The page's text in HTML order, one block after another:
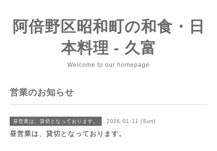
阿倍野区昭和町の和食・日
本料理 - 久富
Welcome to our homepage
営業のお知らせ
昼営業は、貸切となっております。 2026-01-11 (Sun)
昼営業は、貸切となっております。